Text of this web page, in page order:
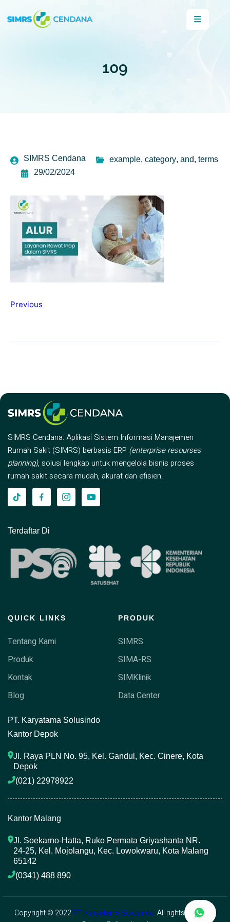
109
SIMRS Cendana example, category, and, terms
29/02/2024
Previous
SIMRS Cendana: Aplikasi Sistem Informasi Manajemen
Rumah Sakit (SIMRS) berbasis ERP (enterprise resourses
planning), solusi lengkap untuk mengelola bisnis proses
rumah sakit secara mudah, akurat dan efisien.
Terdaftar Di
QUICK LINKS
Tentang Kami
Produk
Kontak
Blog
PRODUK
SIMRS
SIMA-RS
SIMKlinik
Data Center
PT. Karyatama Solusindo
Kantor Depok
Jl. Raya PLN No. 95, Kel. Gandul, Kec. Cinere, Kota
Depok
(021) 22978922
Kantor Malang
Jl. Soekarno-Hatta, Ruko Permata Griyashanta NR.
24-25, Kel. Mojolangu, Kec. Lowokwaru, Kota Malang
65142
(0341) 488 890
Copyright © 2022PT. Karyatama Solusindo. All rights reserved.